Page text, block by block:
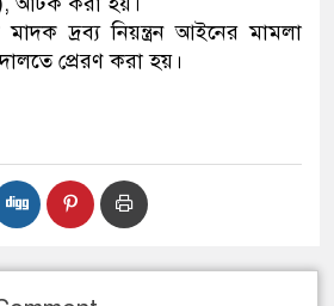
ডাকাতির প্রস্তুতিকালে
দ্রব্য নিয়ন্ত্রন আইনের মামলা
প্রেরণ করা হয়।